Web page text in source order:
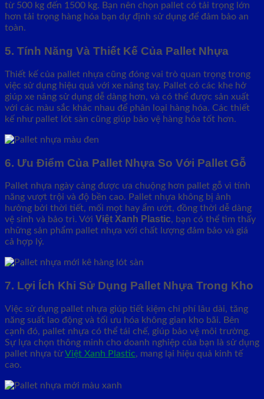
từ 500 kg đến 1500 kg. Bạn nên chọn pallet có tải trọng lớn
hơn tải trọng hàng hóa bạn dự định sử dụng để đảm bảo an
toàn.
5. Tính Năng Và Thiết Kế Của Pallet Nhựa
Thiết kế của pallet nhựa cũng đóng vai trò quan trọng trong
việc sử dụng hiệu quả với xe nâng tay. Pallet có các khe hở
giúp xe nâng sử dụng dễ dàng hơn, và có thể được sản xuất
với các màu sắc khác nhau để phân loại hàng hóa. Các thiết
kế như pallet lót sàn cũng giúp bảo vệ hàng hóa tốt hơn.
6. Ưu Điểm Của Pallet Nhựa So Với Pallet Gỗ
Pallet nhựa ngày càng được ưa chuộng hơn pallet gỗ vì tính
năng vượt trội và độ bền cao. Pallet nhựa không bị ảnh
hưởng bởi thời tiết, mối mọt hay ẩm ướt, đồng thời dễ dàng
vệ sinh và bảo trì. Với Việt Xanh Plastic, bạn có thể tìm thấy
những sản phẩm pallet nhựa với chất lượng đảm bảo và giá
cả hợp lý.
7. Lợi Ích Khi Sử Dụng Pallet Nhựa Trong Kho
Việc sử dụng pallet nhựa giúp tiết kiệm chi phí lâu dài, tăng
năng suất lao động và tối ưu hóa không gian kho bãi. Bên
cạnh đó, pallet nhựa có thể tái chế, giúp bảo vệ môi trường.
Sự lựa chọn thông minh cho doanh nghiệp của bạn là sử dụng
pallet nhựa từViệt Xanh Plastic, mang lại hiệu quả kinh tế
cao.